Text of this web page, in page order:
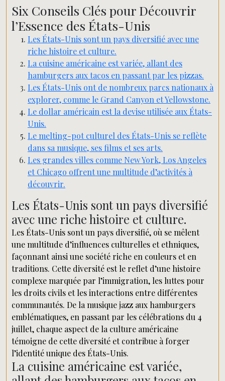
Six Conseils Clés pour Découvrir
l’Essence des États-Unis
Les États-Unis sont un pays diversifié avec une
riche histoire et culture.
La cuisine américaine est variée, allant des
hamburgers aux tacos en passant par les pizzas.
Les États-Unis ont de nombreux parcs nationaux à
explorer, comme le Grand Canyon et Yellowstone.
Le dollar américain est la devise utilisée aux États-
Unis.
Le melting-pot culturel des États-Unis se reflète
dans sa musique, ses films et ses arts.
Les grandes villes comme New York, Los Angeles
et Chicago offrent une multitude d’activités à
découvrir.
Les États-Unis sont un pays diversifié
avec une riche histoire et culture.
Les États-Unis sont un pays diversifié, où se mêlent
une multitude d’influences culturelles et ethniques,
façonnant ainsi une société riche en couleurs et en
traditions. Cette diversité est le reflet d’une histoire
complexe marquée par l’immigration, les luttes pour
les droits civils et les interactions entre différentes
communautés. De la musique jazz aux hamburgers
emblématiques, en passant par les célébrations du 4
juillet, chaque aspect de la culture américaine
témoigne de cette diversité et contribue à forger
l’identité unique des États-Unis.
La cuisine américaine est variée,